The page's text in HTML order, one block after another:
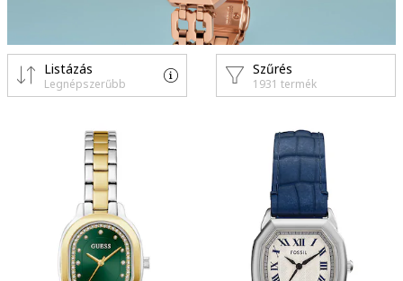
Szűrés
1931 termék
Listázás
Legnépszerűbb